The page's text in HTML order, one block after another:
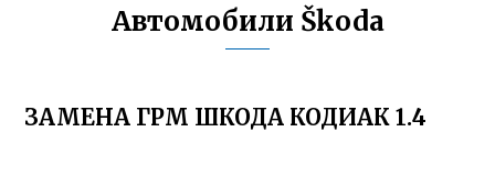
Автомобили Škoda
ЗАМЕНА ГРМ ШКОДА КОДИАК 1.4